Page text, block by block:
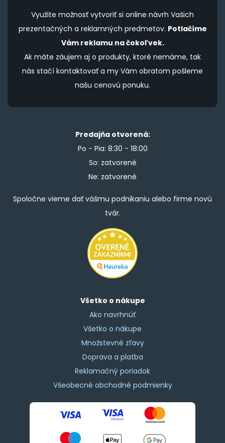
Využite možnosť vytvoriť si online návrh Vašich
prezentačných a reklamných predmetov. Potlačíme
Vám reklamu na čokoľvek.
Ak máte záujem aj o produkty, ktoré nemáme, tak
nás stačí kontaktovať a my Vám obratom pošleme
našu cenovú ponuku.
Predajňa otvorená:
Po - Pia: 8:30 - 18:00
So: zatvorené
Ne: zatvorené
Spoločne vieme dať vášmu podnikaniu alebo firme novú
tvár.
Všetko o nákupe
Ako navrhnúť
Všetko o nákupe
Množstevné zľavy
Doprava a platba
Reklamačný poriadok
Všeobecné obchodné podmienky